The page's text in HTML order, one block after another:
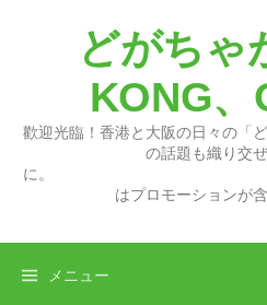
どがちゃ
KONG
歡迎光臨！香港と大阪の日々の「
の話題も織り交
に。 ＜
はプロモーションが
メニュー